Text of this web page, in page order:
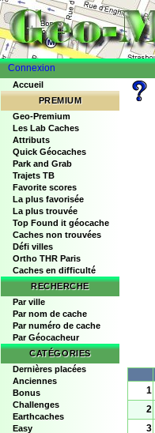
Connexion
Accueil
PREMIUM
Geo-Premium
Les Lab Caches
Attributs
Quick Géocaches
Park and Grab
Trajets TB
Favorite scores
La plus favorisée
La plus trouvée
Top Found it géocache
Caches non trouvées
Défi villes
Ortho THR Paris
Caches en difficulté
RECHERCHE
Par ville
Par nom de cache
Par numéro de cache
Par Géocacheur
CATÉGORIES
Dernières placées
Anciennes
Bonus
Challenges
Earthcaches
Easy
1
2
3